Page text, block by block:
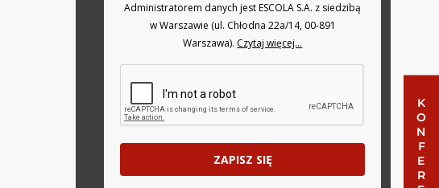
Administratorem danych jest ESCOLA S.A. z siedzibą
w Warszawie (ul. Chłodna 22a/14, 00-891
Warszawa). Czytaj więcej...
ZAPISZ SIĘ